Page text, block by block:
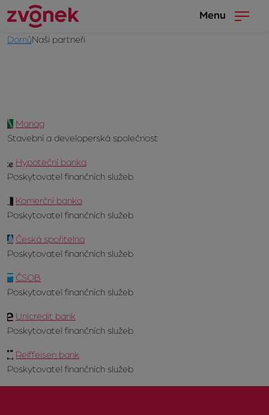
Menu
DomůNaši partneři
Manag
Stavební a developerská společnost
Hypoteční banka
Poskytovatel finančních služeb
Komerční banka
Poskytovatel finančních služeb
Česká spořitelna
Poskytovatel finančních služeb
ČSOB
Poskytovatel finančních služeb
Unicredit bank
Poskytovatel finančních služeb
Reiffeisen bank
Poskytovatel finančních služeb